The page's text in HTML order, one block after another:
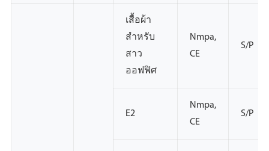
เสื้อผ้า
สำหรับ
สาว
ออฟฟิศ
Nmpa,
CE
S/P
E2
Nmpa,
CE
S/P